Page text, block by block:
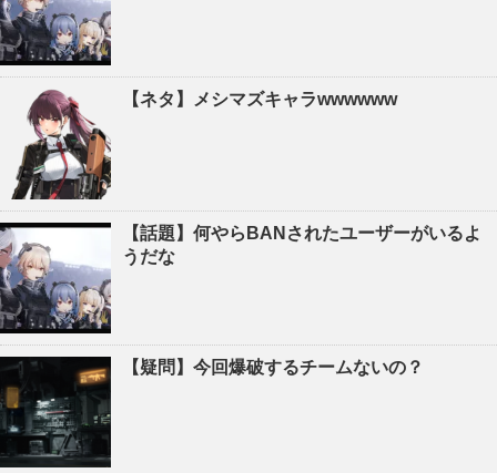
【ネタ】メシマズキャラwwwwww
【話題】何やらBANされたユーザーがいるよ
うだな
【疑問】今回爆破するチームないの？